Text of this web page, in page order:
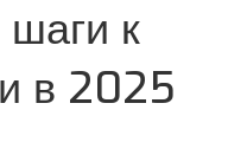
шаги к
в 2025